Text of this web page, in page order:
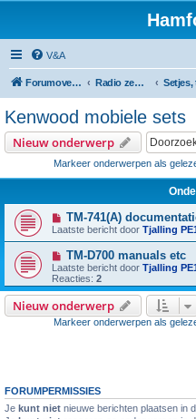
V&A
Forumoverzicht Radio zendamateur, luisteramateur en elektronica zelfbouw
Kenwood mobiele sets
Nieuw onderwerp
Markeer onderwerpen als
TM-741(A)
Laatste bericht door Tjalling
TM-D700 manuals etc
Laatste bericht door Tjalling
Reacties: 2
Nieuw onderwerp
Markeer onderwerpen als
FORUMPERMISSIES
Je kunt niet nieuwe berichten plaatsen in